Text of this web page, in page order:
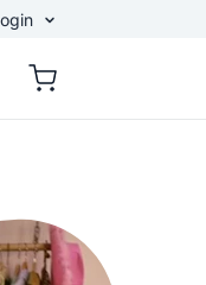
Kundenbereich